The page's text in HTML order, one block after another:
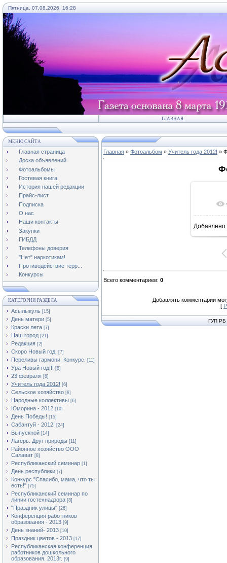
Пятница, 07.08.2026, 16:28
ГЛАВНАЯ
МЕНЮ САЙТА
Главная страница
Доска объявлений
Фотоальбомы
Гостевая книга
История нашей редакции
Прайс-лист
Подписка
О нас
Наши контакты
Закупки
ГИБДД
Телефоны доверия
"Нет" наркотикам!
Противодействие терр...
Конкурсы
КАТЕГОРИИ РАЗДЕЛА
Асылыкуль [15]
День матери [5]
Краски лета [7]
Наш город [21]
Редакция [2]
Скоро Новый год! [7]
Переливы гармони. Конкурс. [11]
Ура Новый год!!! [8]
23 февраля [6]
Учитель года 2012! [6]
Сельское хозяйство [8]
Народные коллективы [6]
Юморина - 2012 [10]
День Победы! [15]
Сабантуй - 2012! [24]
Выпускной [14]
Лагерь. Друг природы [11]
Районное хозяйство ООО
Салават [8]
Республиканский семинар [1]
День республики [7]
Конкурс "Спасибо, мама, что ты
есть!" [75]
Республиканский семинар по
линии гостехнадзора [8]
"Праздник улицы" [26]
Конференция работников
образования - 2013 [9]
День знаний- 2013 [10]
Праздник цветов - 2013 [17]
Республиканская конференция
работников дошкольного
образования. 2013г. [9]
Главная » Фотоальбом » Учитель года 2012! »
Добавлено
Всего комментариев: 0
Добавлять комментарии
[
ГУП РБ